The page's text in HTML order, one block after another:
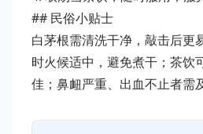
## 民俗小贴士
白茅根需清洗干净，敲击后更
时火候适中，避免煮干；茶饮
佳；鼻衄严重、出血不止者需